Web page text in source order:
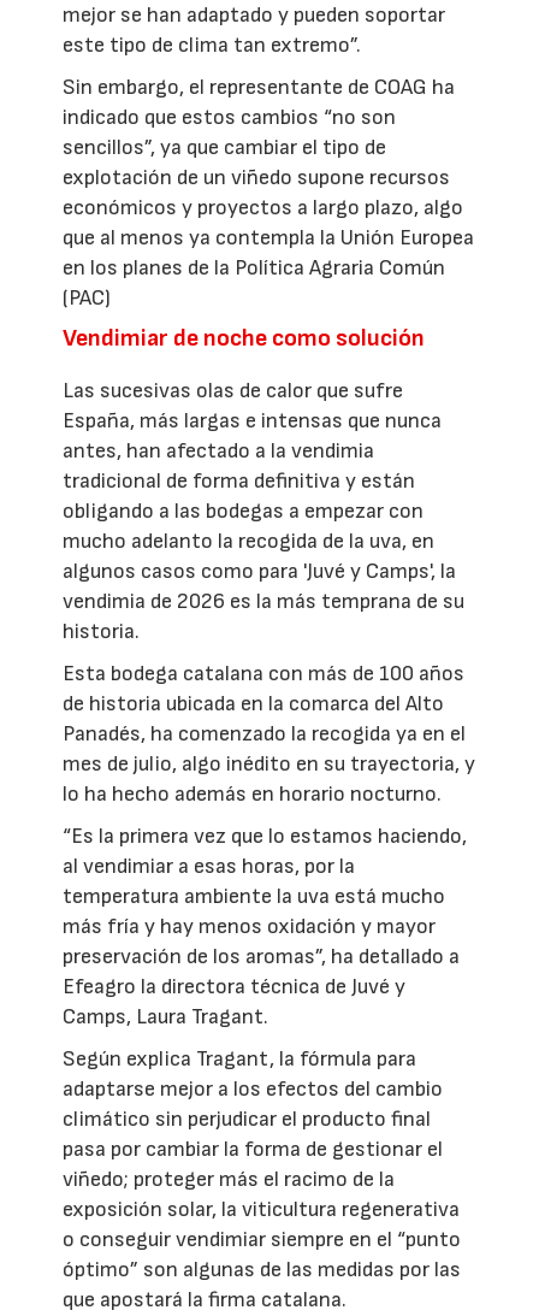
mejor se han adaptado y pueden soportar
este tipo de clima tan extremo”.
Sin embargo, el representante de COAG ha
indicado que estos cambios “no son
sencillos”, ya que cambiar el tipo de
explotación de un viñedo supone recursos
económicos y proyectos a largo plazo, algo
que al menos ya contempla la Unión Europea
en los planes de la Política Agraria Común
(PAC)
Vendimiar de noche como solución
Las sucesivas olas de calor que sufre
España, más largas e intensas que nunca
antes, han afectado a la vendimia
tradicional de forma definitiva y están
obligando a las bodegas a empezar con
mucho adelanto la recogida de la uva, en
algunos casos como para 'Juvé y Camps', la
vendimia de 2026 es la más temprana de su
historia.
Esta bodega catalana con más de 100 años
de historia ubicada en la comarca del Alto
Panadés, ha comenzado la recogida ya en el
mes de julio, algo inédito en su trayectoria, y
lo ha hecho además en horario nocturno.
“Es la primera vez que lo estamos haciendo,
al vendimiar a esas horas, por la
temperatura ambiente la uva está mucho
más fría y hay menos oxidación y mayor
preservación de los aromas”, ha detallado a
Efeagro la directora técnica de Juvé y
Camps, Laura Tragant.
Según explica Tragant, la fórmula para
adaptarse mejor a los efectos del cambio
climático sin perjudicar el producto final
pasa por cambiar la forma de gestionar el
viñedo; proteger más el racimo de la
exposición solar, la viticultura regenerativa
o conseguir vendimiar siempre en el “punto
óptimo” son algunas de las medidas por las
que apostará la firma catalana.